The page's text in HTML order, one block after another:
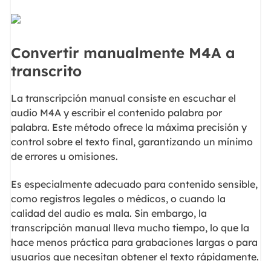
Convertir manualmente M4A a
transcrito
La transcripción manual consiste en escuchar el
audio M4A y escribir el contenido palabra por
palabra. Este método ofrece la máxima precisión y
control sobre el texto final, garantizando un mínimo
de errores u omisiones.
Es especialmente adecuado para contenido sensible,
como registros legales o médicos, o cuando la
calidad del audio es mala. Sin embargo, la
transcripción manual lleva mucho tiempo, lo que la
hace menos práctica para grabaciones largas o para
usuarios que necesitan obtener el texto rápidamente.